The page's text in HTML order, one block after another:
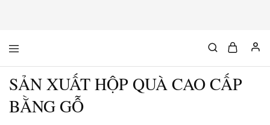
độc
&
SẢN XUẤT HỘP QUÀ CAO CẤP
BẰNG GỖ